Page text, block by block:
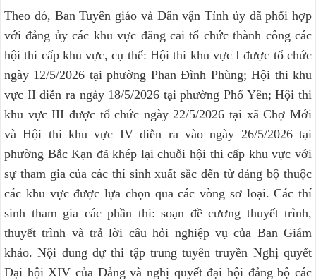
Theo đó, Ban Tuyên giáo và Dân vận Tỉnh ủy đã phối hợp
với đảng ủy các khu vực đăng cai tổ chức thành công các
hội thi cấp khu vực, cụ thể: Hội thi khu vực I được tổ chức
ngày 12/5/2026 tại phường Phan Đình Phùng; Hội thi khu
vực II diễn ra ngày 18/5/2026 tại phường Phổ Yên; Hội thi
khu vực III được tổ chức ngày 22/5/2026 tại xã Chợ Mới
và Hội thi khu vực IV diễn ra vào ngày 26/5/2026 tại
phường Bắc Kạn đã khép lại chuỗi hội thi cấp khu vực với
sự tham gia của các thí sinh xuất sắc đến từ đảng bộ thuộc
các khu vực được lựa chọn qua các vòng sơ loại. Các thí
sinh tham gia các phần thi: soạn đề cương thuyết trình,
thuyết trình và trả lời câu hỏi nghiệp vụ của Ban Giám
khảo. Nội dung dự thi tập trung tuyên truyền Nghị quyết
Đại hội XIV của Đảng và nghị quyết đại hội đảng bộ các